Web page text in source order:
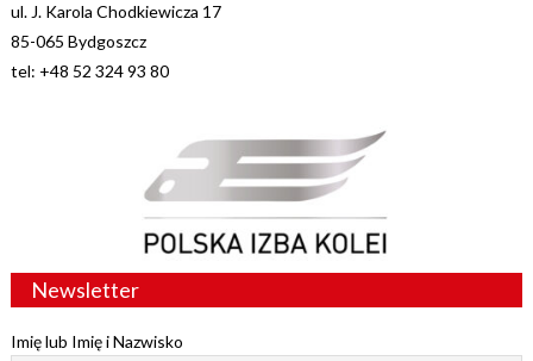
ul. J. Karola Chodkiewicza 17
85-065 Bydgoszcz
tel: +48 52 324 93 80
Newsletter
Imię lub Imię i Nazwisko